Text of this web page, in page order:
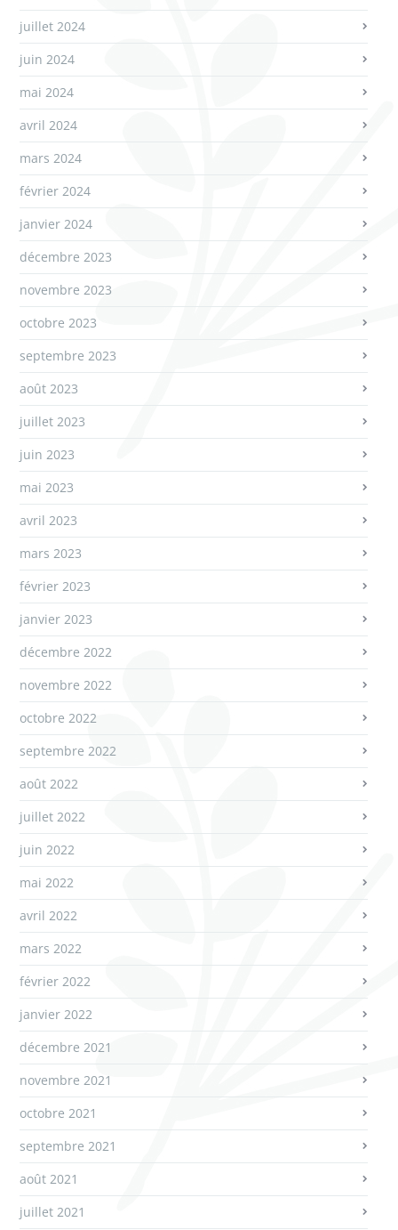
juillet 2024
juin 2024
mai 2024
avril 2024
mars 2024
février 2024
janvier 2024
décembre 2023
novembre 2023
octobre 2023
septembre 2023
août 2023
juillet 2023
juin 2023
mai 2023
avril 2023
mars 2023
février 2023
janvier 2023
décembre 2022
novembre 2022
octobre 2022
septembre 2022
août 2022
juillet 2022
juin 2022
mai 2022
avril 2022
mars 2022
février 2022
janvier 2022
décembre 2021
novembre 2021
octobre 2021
septembre 2021
août 2021
juillet 2021